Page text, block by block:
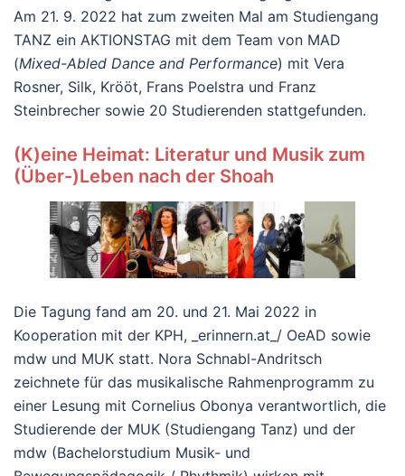
Am 21. 9. 2022 hat zum zweiten Mal am Studiengang
TANZ ein AKTIONSTAG mit dem Team von MAD
(Mixed-Abled Dance and Performance) mit Vera
Rosner, Silk, Krööt, Frans Poelstra und Franz
Steinbrecher sowie 20 Studierenden stattgefunden.
(K)eine Heimat: Literatur und Musik zum
(Über-)Leben nach der Shoah
Die Tagung fand am 20. und 21. Mai 2022 in
Kooperation mit der KPH, _erinnern.at_/ OeAD sowie
mdw und MUK statt. Nora Schnabl-Andritsch
zeichnete für das musikalische Rahmenprogramm zu
einer Lesung mit Cornelius Obonya verantwortlich, die
Studierende der MUK (Studiengang Tanz) und der
mdw (Bachelorstudium Musik- und